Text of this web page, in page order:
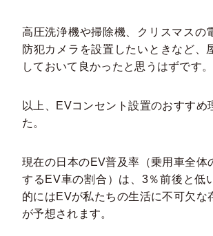
高圧洗浄機や掃除機、クリスマスの
防犯カメラを設置したいときなど、
しておいて良かったと思うはずです。
以上、EVコンセント設置のおすすめ
た。
現在の日本のEV普及率（乗用車全体
するEV車の割合）は、3％前後と低
的にはEVが私たちの生活に不可欠な
が予想されます。